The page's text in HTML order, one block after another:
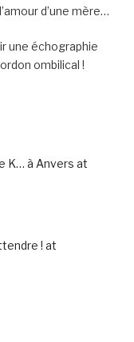
d’une mère…
une échographie
ombilical !
K… à Anvers at
! at